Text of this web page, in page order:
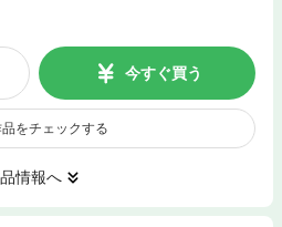
今すぐ買う
をチェックする
情報へ